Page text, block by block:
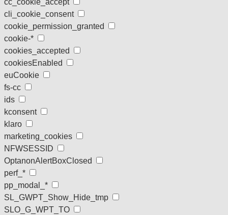
cc_cookie_accept
cli_cookie_consent
cookie_permission_granted
cookie-*
cookies_accepted
cookiesEnabled
euCookie
fs-cc
ids
kconsent
klaro
marketing_cookies
NFWSESSID
OptanonAlertBoxClosed
perf_*
pp_modal_*
SL_GWPT_Show_Hide_tmp
SLO_G_WPT_TO